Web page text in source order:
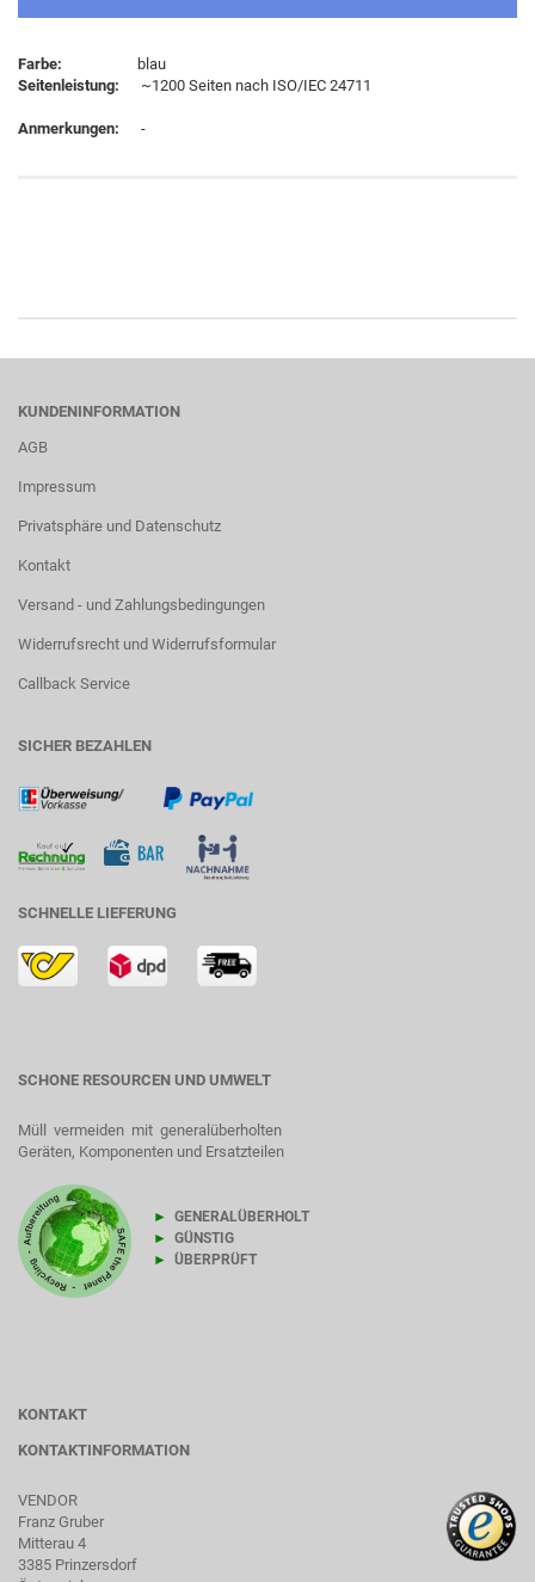
Farbe:
blau
Seitenleistung: ~1200 Seiten nach ISO/IEC 24711
Anmerkungen: -
KUNDENINFORMATION
AGB
Impressum
Privatsphäre und Datenschutz
Kontakt
Versand - und Zahlungsbedingungen
Widerrufsrecht und Widerrufsformular
Callback Service
SICHER BEZAHLEN
SCHNELLE LIEFERUNG
SCHONE RESOURCEN UND UMWELT
Müll vermeiden mit generalüberholten
Geräten, Komponenten und Ersatzteilen
► GENERALÜBERHOLT
► GÜNSTIG
► ÜBERPRÜFT
KONTAKT
KONTAKTINFORMATION
VENDOR
Franz Gruber
Mitterau 4
3385 Prinzersdorf